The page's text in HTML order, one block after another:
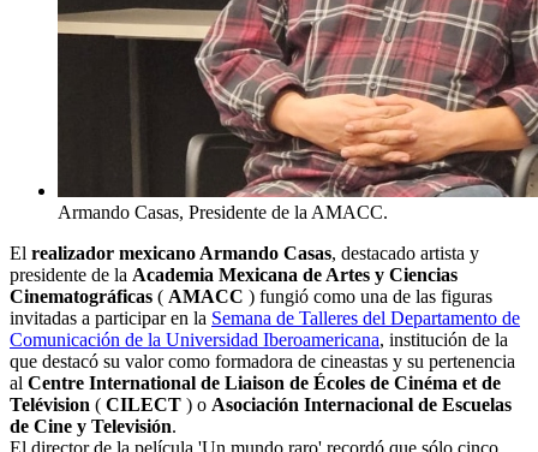
Armando Casas, Presidente de la AMACC.
El realizador mexicano Armando Casas, destacado artista y
presidente de la Academia Mexicana de Artes y Ciencias
Cinematográficas ( AMACC ) fungió como una de las figuras
invitadas a participar en la Semana de Talleres del Departamento de
Comunicación de la Universidad Iberoamericana, institución de la
que destacó su valor como formadora de cineastas y su pertenencia
al Centre International de Liaison de Écoles de Cinéma et de
Telévision ( CILECT ) o Asociación Internacional de Escuelas
de Cine y Televisión.
El director de la película 'Un mundo raro' recordó que sólo cinco